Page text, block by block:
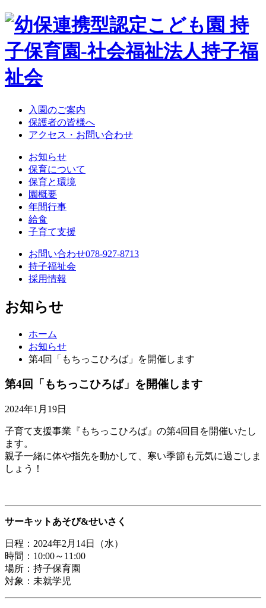
入園のご案内
保護者の皆様へ
アクセス・お問い合わせ
お知らせ
保育について
保育と環境
園概要
年間行事
給食
子育て支援
お問い合わせ078-927-8713
持子福祉会
採用情報
お知らせ
ホーム
お知らせ
第4回「もちっこひろば」を開催します
第4回「もちっこひろば」を開催します
2024年1月19日
子育て支援事業『もちっこひろば』の第4回目を開催いたし
ます。
親子一緒に体や指先を動かして、寒い季節も元気に過ごしま
しょう！
サーキットあそび&せいさく
日程：2024年2月14日（水）
時間：10:00～11:00
場所：持子保育園
対象：未就学児